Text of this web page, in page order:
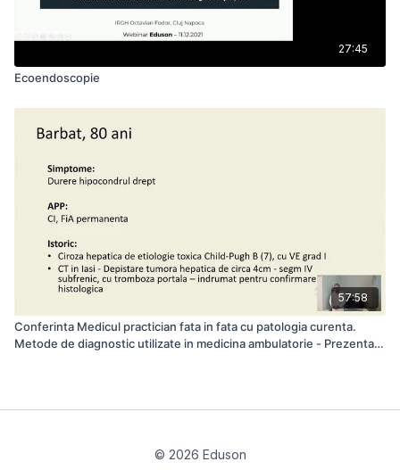
27:45
Ecoendoscopie
57:58
Conferinta Medicul practician fata in fata cu patologia curenta.
Metode de diagnostic utilizate in medicina ambulatorie - Prezentari
© 2026 Eduson